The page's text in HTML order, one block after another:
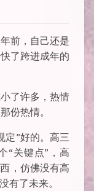
前，自己还是
了跨进成年的
了许多，热情
份热情。
定”好的。高三
“关键点”，高
，仿佛没有高
有了未来。